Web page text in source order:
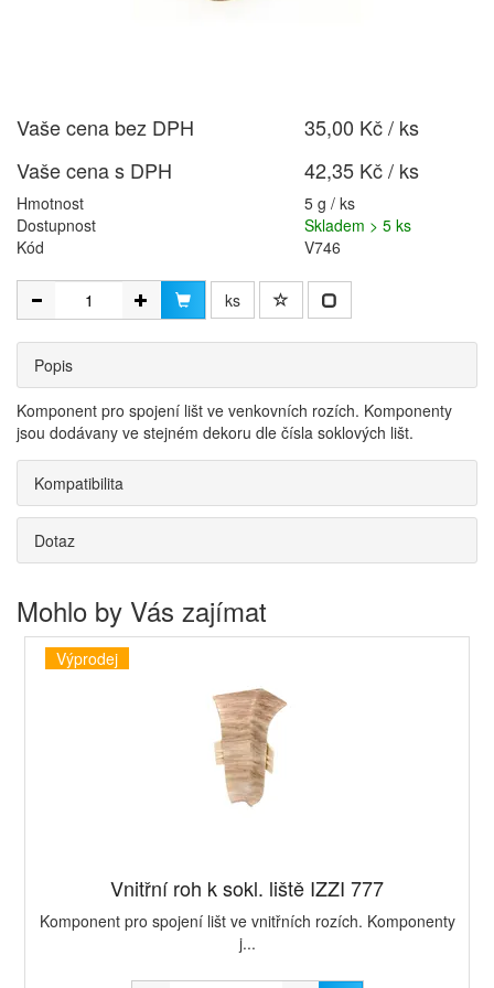
Vaše cena bez DPH
35,00 Kč / ks
Vaše cena s DPH
42,35 Kč / ks
Hmotnost
5 g / ks
Dostupnost
Skladem > 5 ks
Kód
V746
ks
Popis
Komponent pro spojení lišt ve venkovních rozích. Komponenty
jsou dodávany ve stejném dekoru dle čísla soklových lišt.
Kompatibilita
Dotaz
Mohlo by Vás zajímat
Výprodej
Vnitřní roh k sokl. liště IZZI 777
Komponent pro spojení lišt ve vnitřních rozích. Komponenty
j...